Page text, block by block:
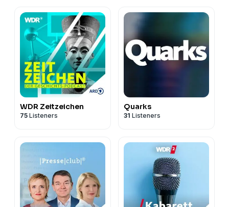
WDR Zeitzeichen
75 Listeners
Quarks
31 Listeners